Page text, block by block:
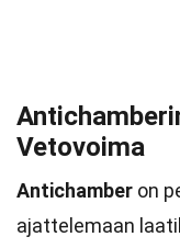
Vetovoima
Antichamber on
ajattelemaan